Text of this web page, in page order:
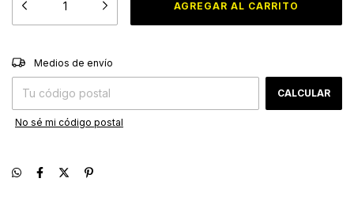
Entregas para el CP:
Medios de envío
CALCULAR
No sé mi código postal